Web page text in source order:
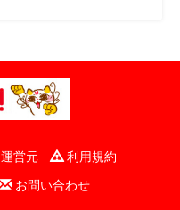
運営元
利用規約
お問い合わせ